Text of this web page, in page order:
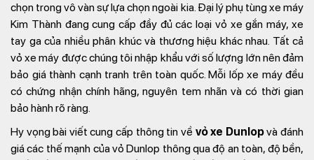
chọn trong vô vàn sự lựa chọn ngoài kia. Đại lý phụ tùng xe máy
Kim Thành đang cung cấp đầy đủ các loại vỏ xe gắn máy, xe
tay ga của nhiều phân khúc và thương hiệu khác nhau. Tất cả
vỏ xe máy được chúng tôi nhập khẩu với số lượng lớn nên đảm
bảo giá thành cạnh tranh trên toàn quốc. Mỗi lốp xe máy đều
có chứng nhận chính hãng, nguyên tem nhãn và có thời gian
bảo hành rõ ràng.
Hy vọng bài viết cung cấp thông tin về vỏ xe Dunlopvà đánh
giá các thế mạnh của vỏ Dunlop thông qua độ an toàn, độ bền,